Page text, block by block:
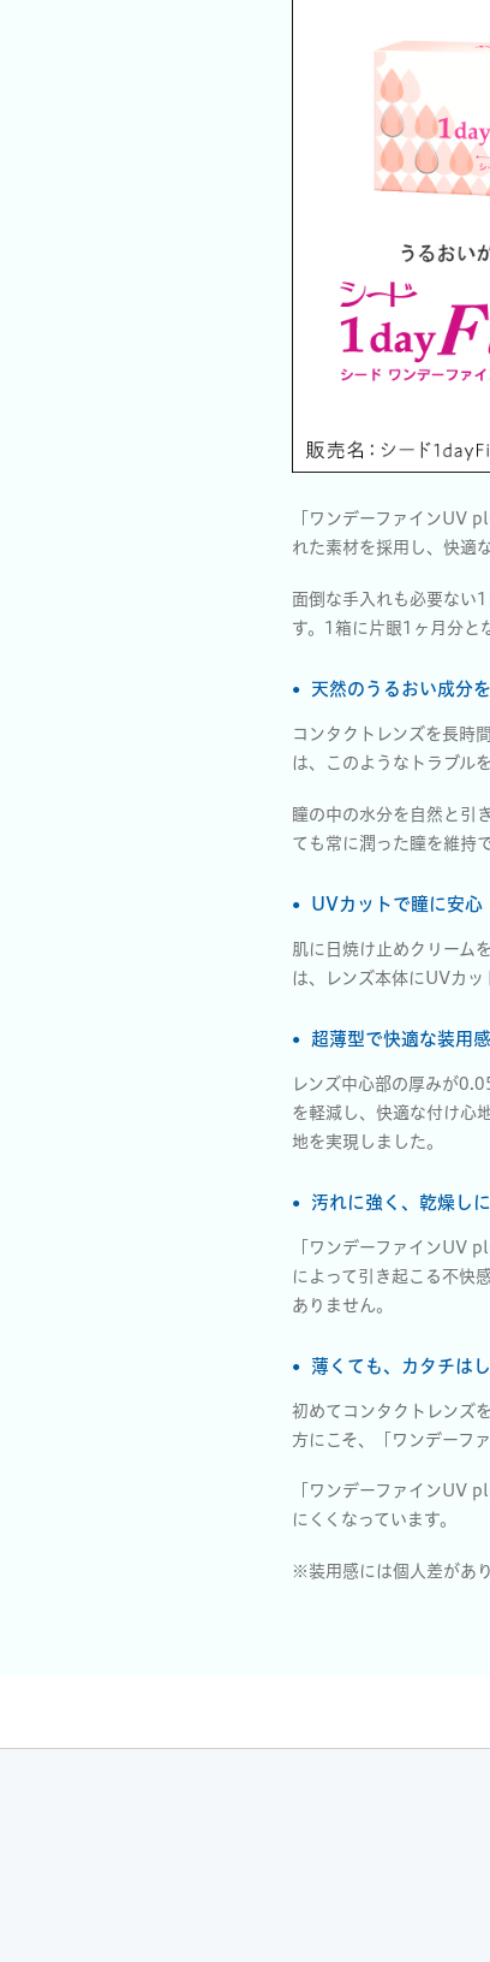
「ワンデーファインUV
れた素材を採用し、快適
面倒な手入れも必要ない
す。1箱に片眼1ヶ月分と
天然のうるおい成分
コンタクトレンズを長時
は、このようなトラブル
瞳の中の水分を自然と引
ても常に潤った瞳を維持で
UVカットで瞳に安心
肌に日焼け止めクリーム
は、レンズ本体にUVカッ
超薄型で快適な装用感
レンズ中心部の厚みが
を軽減し、快適な付け心
地を実現しました。
汚れに強く、乾燥し
「ワンデーファインUV
によって引き起こる不快
ありません。
薄くても、カタチは
初めてコンタクトレンズ
方にこそ、「ワンデーフ
「ワンデーファインUV
にくくなっています。
※装用感には個人差があ